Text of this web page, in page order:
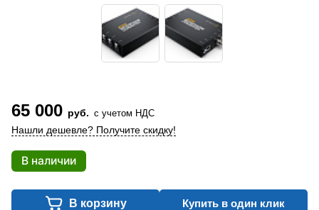
65 000 руб. с учетом НДС
Нашли дешевле? Получите скидку!
В наличии
В корзину Купить в один клик